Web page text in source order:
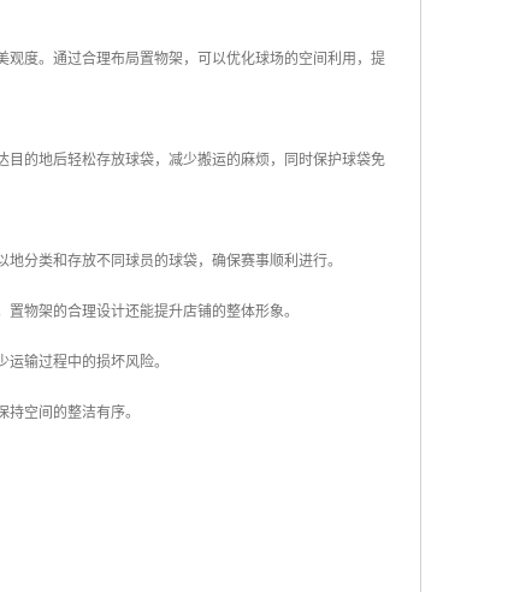
度。通过合理布局置物架，可以优化球场的空间利用，提
的地后轻松存放球袋，减少搬运的麻烦，同时保护球袋免
分类和存放不同球员的球袋，确保赛事顺利进行。
物架的合理设计还能提升店铺的整体形象。
输过程中的损坏风险。
空间的整洁有序。